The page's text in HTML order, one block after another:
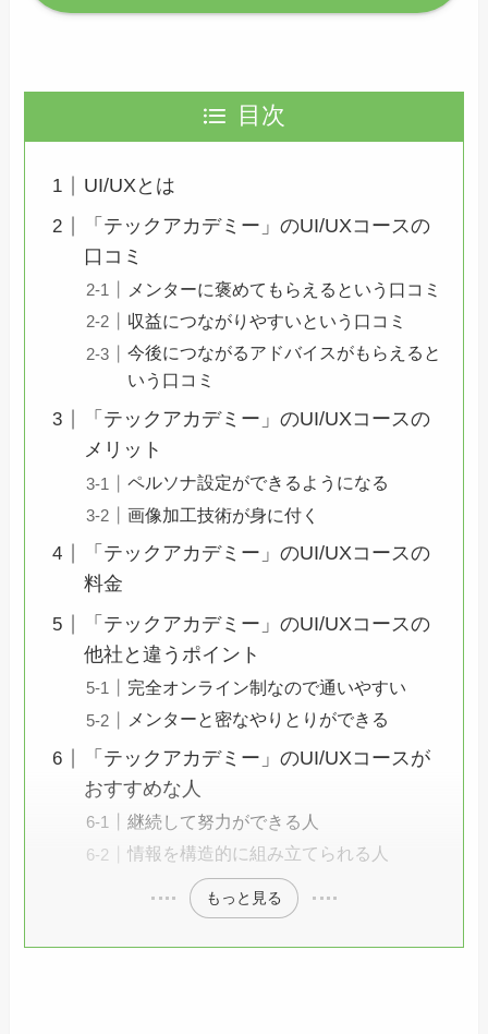
目次
UI/UXとは
「テックアカデミー」のUI/UXコースの
口コミ
メンターに褒めてもらえるという口コミ
収益につながりやすいという口コミ
今後につながるアドバイスがもらえると
いう口コミ
「テックアカデミー」のUI/UXコースの
メリット
ペルソナ設定ができるようになる
画像加工技術が身に付く
「テックアカデミー」のUI/UXコースの
料金
「テックアカデミー」のUI/UXコースの
他社と違うポイント
完全オンライン制なので通いやすい
メンターと密なやりとりができる
「テックアカデミー」のUI/UXコースが
おすすめな人
継続して努力ができる人
情報を構造的に組み立てられる人
もっと見る